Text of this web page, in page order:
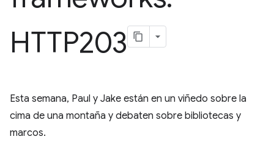
HTTP203
Esta semana, Paul y Jake están en un viñedo sobre la
cima de una montaña y debaten sobre bibliotecas y
marcos.